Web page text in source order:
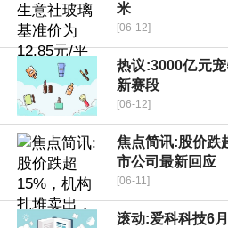
米
[06-12]
热议:3000亿元
新赛段
[06-12]
焦点简讯:股价跌
市公司最新回应
[06-11]
滚动:爱科科技6